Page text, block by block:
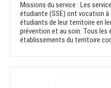
Missions du service : Les
étudiante (SSE) ont vocation à
étudiants de leur territoire en
prévention et au soin. Tous
établissements du territoire